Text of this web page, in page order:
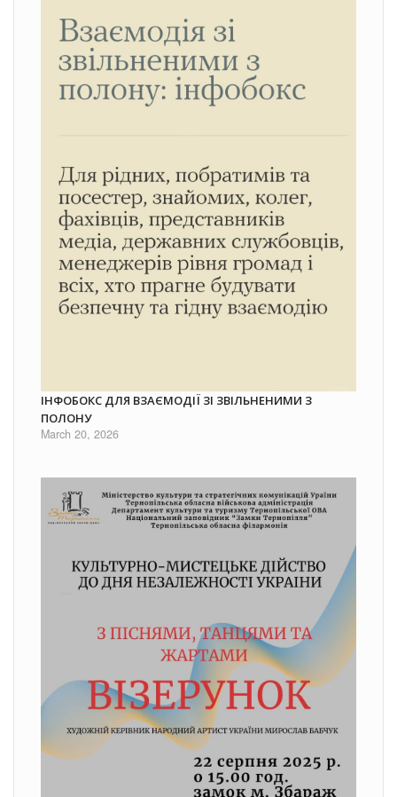
ІНФОБОКС ДЛЯ ВЗАЄМОДІЇ ЗІ ЗВІЛЬНЕНИМИ З
ПОЛОНУ
March 20, 2026